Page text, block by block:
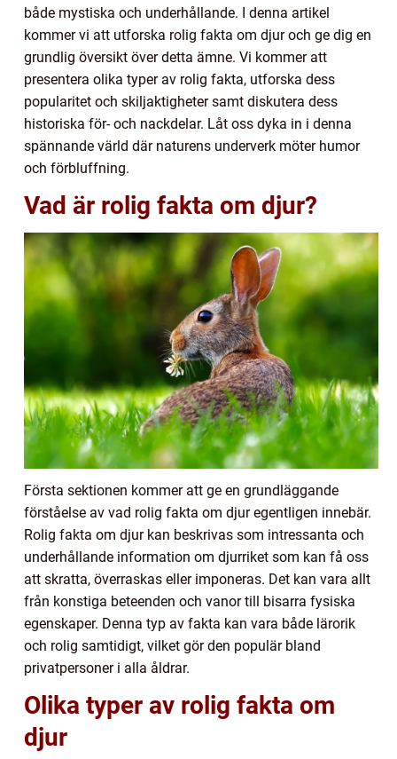
både mystiska och underhållande. I denna artikel
kommer vi att utforska rolig fakta om djur och ge dig en
grundlig översikt över detta ämne. Vi kommer att
presentera olika typer av rolig fakta, utforska dess
popularitet och skiljaktigheter samt diskutera dess
historiska för- och nackdelar. Låt oss dyka in i denna
spännande värld där naturens underverk möter humor
och förbluffning.
Vad är rolig fakta om djur?
Första sektionen kommer att ge en grundläggande
förståelse av vad rolig fakta om djur egentligen innebär.
Rolig fakta om djur kan beskrivas som intressanta och
underhållande information om djurriket som kan få oss
att skratta, överraskas eller imponeras. Det kan vara allt
från konstiga beteenden och vanor till bisarra fysiska
egenskaper. Denna typ av fakta kan vara både lärorik
och rolig samtidigt, vilket gör den populär bland
privatpersoner i alla åldrar.
Olika typer av rolig fakta om
djur